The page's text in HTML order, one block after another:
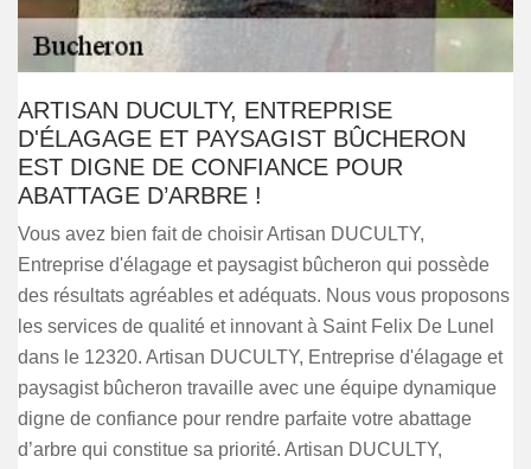
ARTISAN DUCULTY, ENTREPRISE
D'ÉLAGAGE ET PAYSAGIST BÛCHERON
EST DIGNE DE CONFIANCE POUR
ABATTAGE D’ARBRE !
Vous avez bien fait de choisir Artisan DUCULTY,
Entreprise d'élagage et paysagist bûcheron qui possède
des résultats agréables et adéquats. Nous vous proposons
les services de qualité et innovant à Saint Felix De Lunel
dans le 12320. Artisan DUCULTY, Entreprise d'élagage et
paysagist bûcheron travaille avec une équipe dynamique
digne de confiance pour rendre parfaite votre abattage
d’arbre qui constitue sa priorité. Artisan DUCULTY,